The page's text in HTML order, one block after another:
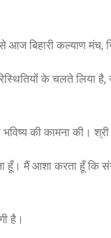
आज बिहारी कल्याण मंच,
के चलते लिया
की कामना की। श्री
मैं आशा करता हूँ कि
है।